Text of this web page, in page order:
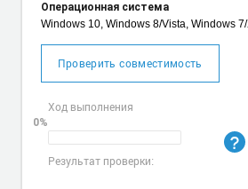
Операционная система
Windows 10, Windows 8/Vista, Windows
Проверить совместимость
Ход выполнения
0%
Результат проверки: